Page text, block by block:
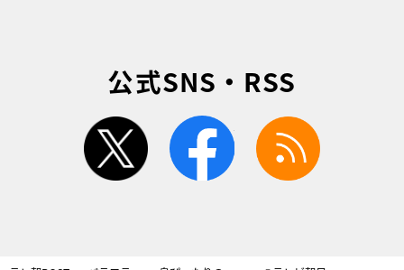
公式SNS・RSS
twitter facebook